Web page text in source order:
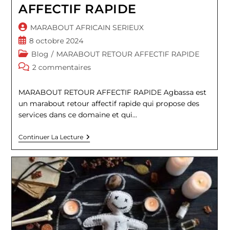
AFFECTIF RAPIDE
Auteur/autrice
de
la
publication :
MARABOUT AFRICAIN SERIEUX
Publication
publiée :
8 octobre 2024
Post
category:
Blog / MARABOUT RETOUR AFFECTIF RAPIDE
Commentaires
la
publication :
2 commentaires
MARABOUT RETOUR AFFECTIF RAPIDE Agbassa est
un marabout retour affectif rapide qui propose des
services dans ce domaine et qui…
Continuer La LectureMARABOUT
RETOUR
RAPIDE